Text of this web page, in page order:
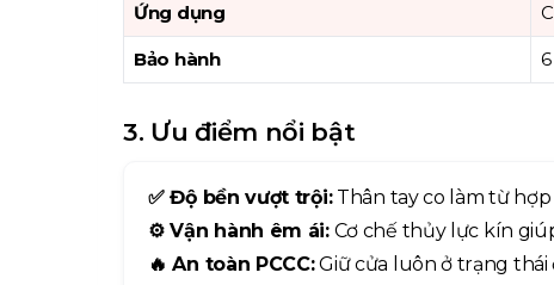
Ứng dụng
Bảo hành
3. Ưu điểm nổi bật
✅ Độ bền vượt trội:Thân tay co làm từ hợp
⚙️ Vận hành êm ái:Cơ chế thủy lực kín
🔥 An toàn PCCC:Giữ cửa luôn ở trạng thái